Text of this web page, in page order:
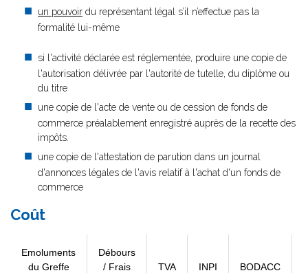
un pouvoir du représentant légal s’il n’effectue pas la
formalité lui-même
si l'activité déclarée est réglementée, produire une copie de
l'autorisation délivrée par l'autorité de tutelle, du diplôme ou
du titre
une copie de l'acte de vente ou de cession de fonds de
commerce préalablement enregistré auprès de la recette des
impôts.
une copie de l'attestation de parution dans un journal
d'annonces légales de l'avis relatif à l'achat d'un fonds de
commerce
Coût
Emoluments
du Greffe
Débours
/ Frais
TVA INPI BODACC